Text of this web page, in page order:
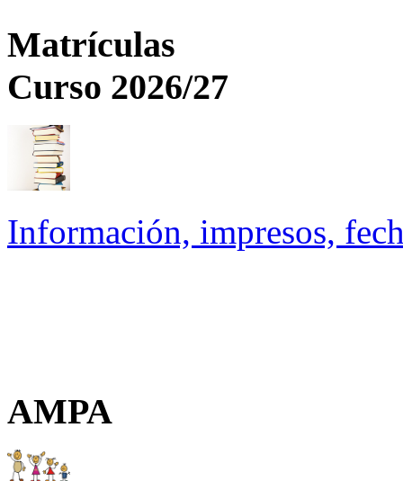
Matrículas
Curso 2026/27
Información, impresos,
AMPA